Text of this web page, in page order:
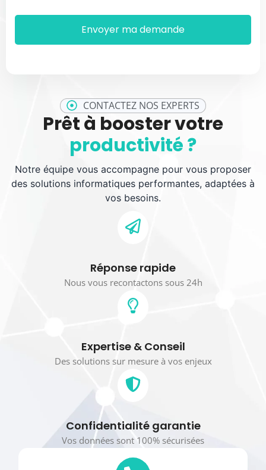
CONTACTEZ NOS EXPERTS
Prêt à booster votre
productivité ?
Notre équipe vous accompagne pour vous proposer
des solutions informatiques performantes, adaptées à
vos besoins.
Réponse rapide
Nous vous recontactons sous 24h
Expertise & Conseil
Des solutions sur mesure à vos enjeux
Confidentialité garantie
Vos données sont 100% sécurisées